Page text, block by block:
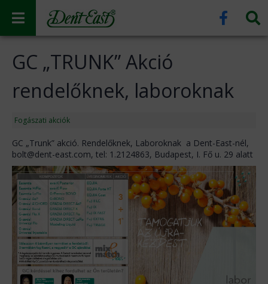
GC „TRUNK” Akció
rendelőknek, laboroknak
Fogászati akciók
GC „Trunk” akció. Rendelőknek, Laboroknak a Dent-East-nél,
bolt@dent-east.com, tel: 1.2124863, Budapest, I. Fő u. 29 alatt